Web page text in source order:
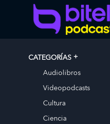
CATEGORÍAS
Audiolibros
Videopodcasts
Cultura
Ciencia